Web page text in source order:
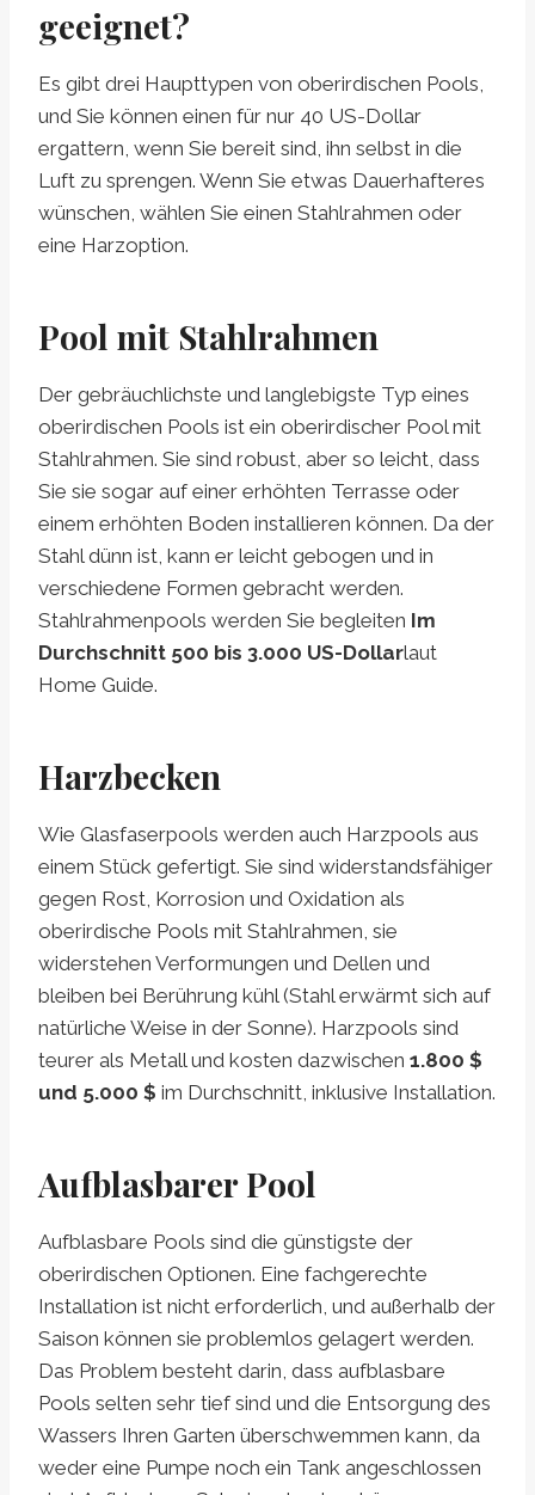
geeignet?
Es gibt drei Haupttypen von oberirdischen Pools,
und Sie können einen für nur 40 US-Dollar
ergattern, wenn Sie bereit sind, ihn selbst in die
Luft zu sprengen. Wenn Sie etwas Dauerhafteres
wünschen, wählen Sie einen Stahlrahmen oder
eine Harzoption.
Pool mit Stahlrahmen
Der gebräuchlichste und langlebigste Typ eines
oberirdischen Pools ist ein oberirdischer Pool mit
Stahlrahmen. Sie sind robust, aber so leicht, dass
Sie sie sogar auf einer erhöhten Terrasse oder
einem erhöhten Boden installieren können. Da der
Stahl dünn ist, kann er leicht gebogen und in
verschiedene Formen gebracht werden.
Stahlrahmenpools werden Sie begleiten Im
Durchschnitt 500 bis 3.000 US-Dollarlaut
Home Guide.
Harzbecken
Wie Glasfaserpools werden auch Harzpools aus
einem Stück gefertigt. Sie sind widerstandsfähiger
gegen Rost, Korrosion und Oxidation als
oberirdische Pools mit Stahlrahmen, sie
widerstehen Verformungen und Dellen und
bleiben bei Berührung kühl (Stahl erwärmt sich auf
natürliche Weise in der Sonne). Harzpools sind
teurer als Metall und kosten dazwischen 1.800 $
und 5.000 $ im Durchschnitt, inklusive Installation.
Aufblasbarer Pool
Aufblasbare Pools sind die günstigste der
oberirdischen Optionen. Eine fachgerechte
Installation ist nicht erforderlich, und außerhalb der
Saison können sie problemlos gelagert werden.
Das Problem besteht darin, dass aufblasbare
Pools selten sehr tief sind und die Entsorgung des
Wassers Ihren Garten überschwemmen kann, da
weder eine Pumpe noch ein Tank angeschlossen